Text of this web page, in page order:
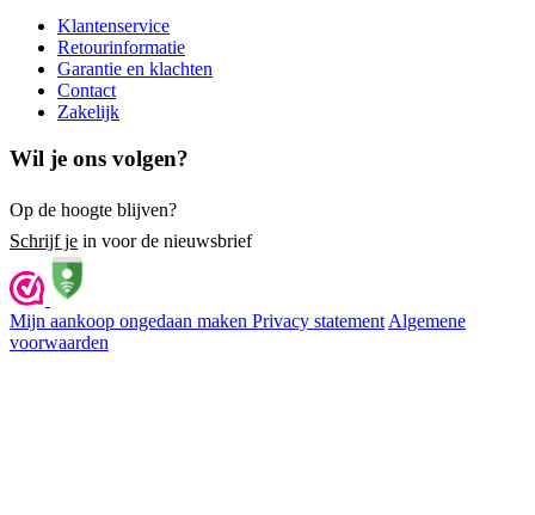
Klantenservice
Retourinformatie
Garantie en klachten
Contact
Zakelijk
Wil je ons volgen?
Op de hoogte blijven?
Schrijf je in voor de nieuwsbrief
Mijn aankoop ongedaan maken Privacy statement Algemene
voorwaarden